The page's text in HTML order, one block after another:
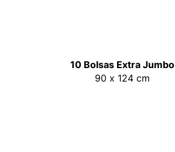
10 Bolsas Extra Jumbo
90 x 124 cm